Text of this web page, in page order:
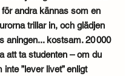
andra kännas som en
trillar in, och glädjen
aningen... kostsam. 20 000
att ta studenten – om du
”lever livet” enligt